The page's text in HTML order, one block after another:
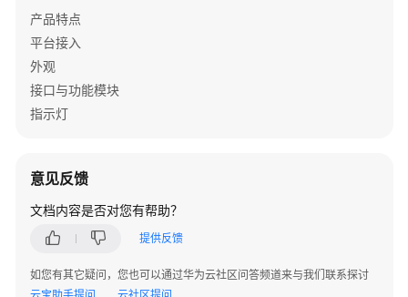
IdeaShare
下
IOS
MAC
SDK
产品特点
平台接入
外观
接口与功能模块
指示灯
意见反馈
文档内容是否对您有帮助？
提供反馈
如您有其它疑问，您也可以通过华为云社区问答频道来与我们联系探讨